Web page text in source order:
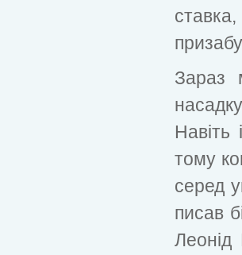
Зараз
Навіть
тому
серед
писав
Леонід